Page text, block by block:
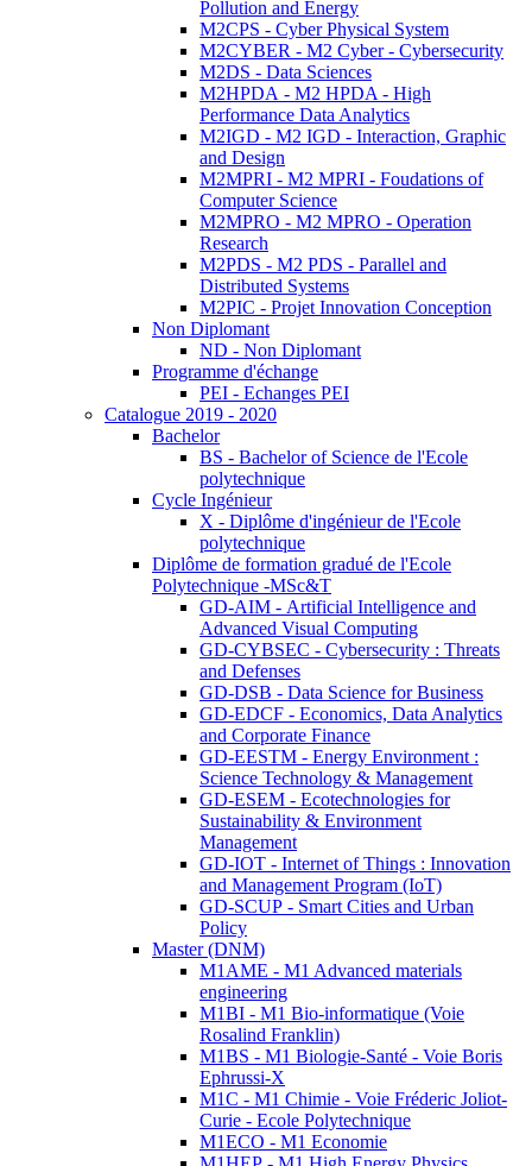
Pollution and Energy
M2CPS - Cyber Physical System
M2CYBER - M2 Cyber - Cybersecurity
M2DS - Data Sciences
M2HPDA - M2 HPDA - High
Performance Data Analytics
M2IGD - M2 IGD - Interaction, Graphic
and Design
M2MPRI - M2 MPRI - Foudations of
Computer Science
M2MPRO - M2 MPRO - Operation
Research
M2PDS - M2 PDS - Parallel and
Distributed Systems
M2PIC - Projet Innovation Conception
Non Diplomant
ND - Non Diplomant
Programme d'échange
PEI - Echanges PEI
Catalogue 2019 - 2020
Bachelor
BS - Bachelor of Science de l'Ecole
polytechnique
Cycle Ingénieur
X - Diplôme d'ingénieur de l'Ecole
polytechnique
Diplôme de formation gradué de l'Ecole
Polytechnique -MSc&T
GD-AIM - Artificial Intelligence and
Advanced Visual Computing
GD-CYBSEC - Cybersecurity : Threats
and Defenses
GD-DSB - Data Science for Business
GD-EDCF - Economics, Data Analytics
and Corporate Finance
GD-EESTM - Energy Environment :
Science Technology & Management
GD-ESEM - Ecotechnologies for
Sustainability & Environment
Management
GD-IOT - Internet of Things : Innovation
and Management Program (IoT)
GD-SCUP - Smart Cities and Urban
Policy
Master (DNM)
M1AME - M1 Advanced materials
engineering
M1BI - M1 Bio-informatique (Voie
Rosalind Franklin)
M1BS - M1 Biologie-Santé - Voie Boris
Ephrussi-X
M1C - M1 Chimie - Voie Fréderic Joliot-
Curie - Ecole Polytechnique
M1ECO - M1 Economie